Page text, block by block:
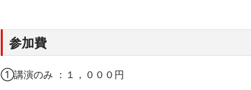
参加費
①講演のみ ：１，０００円